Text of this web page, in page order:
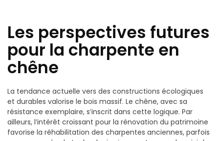
Les perspectives futures
pour la charpente en
chêne
La tendance actuelle vers des constructions écologiques
et durables valorise le bois massif. Le chêne, avec sa
résistance exemplaire, s’inscrit dans cette logique. Par
ailleurs, l’intérêt croissant pour la rénovation du patrimoine
favorise la réhabilitation des charpentes anciennes, parfois